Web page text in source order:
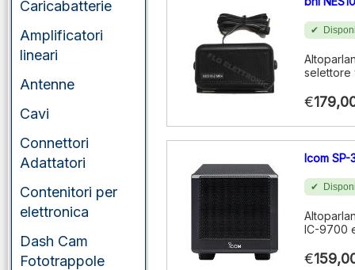
Caricabatterie
Amplificatori
lineari
Antenne
Cavi
Connettori
Adattatori
Contenitori per
elettronica
Dash Cam
Fototrappole
selettore
€
Icom SP-
IC-9700
€